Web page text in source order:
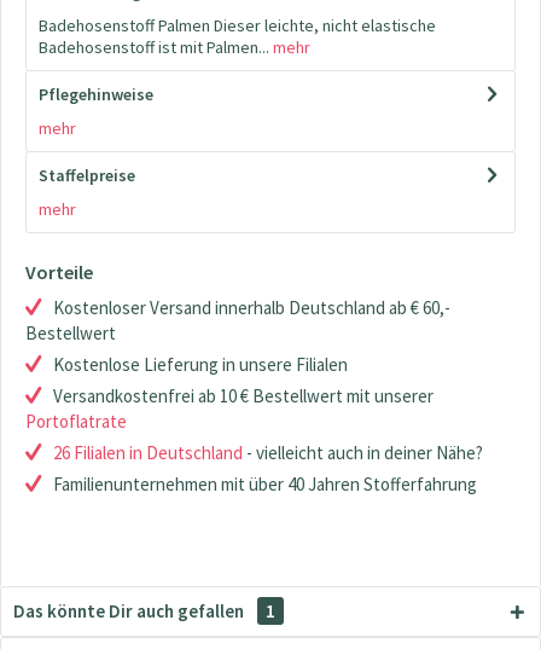
Badehosenstoff Palmen Dieser leichte, nicht elastische
Badehosenstoff ist mit Palmen... mehr
Pflegehinweise
mehr
Staffelpreise
mehr
Vorteile
Kostenloser Versand innerhalb Deutschland ab € 60,-
Bestellwert
Kostenlose Lieferung in unsere Filialen
Versandkostenfrei ab 10 € Bestellwert mit unserer
Portoflatrate
26 Filialen in Deutschland - vielleicht auch in deiner Nähe?
Familienunternehmen mit über 40 Jahren Stofferfahrung
Das könnte Dir auch gefallen 1